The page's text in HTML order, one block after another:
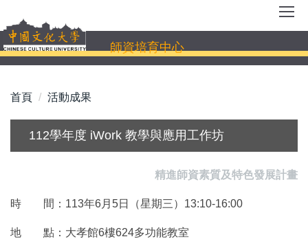
到
主
要
容
師資培育中心
首頁 活動成果
112學年度 iWork 教學與應用工作坊
精進師資素質及特色發展計畫
時 間：113年6月5日（星期三）13:10-16:00
地 點：大孝館6樓624多功能教室